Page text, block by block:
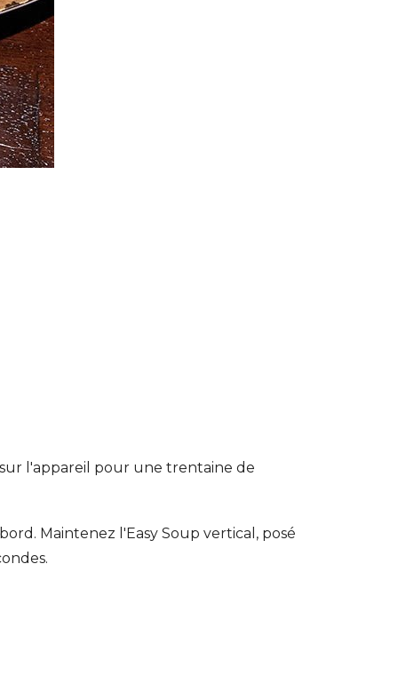
l'appareil pour une trentaine de
Maintenez l'Easy Soup vertical, posé